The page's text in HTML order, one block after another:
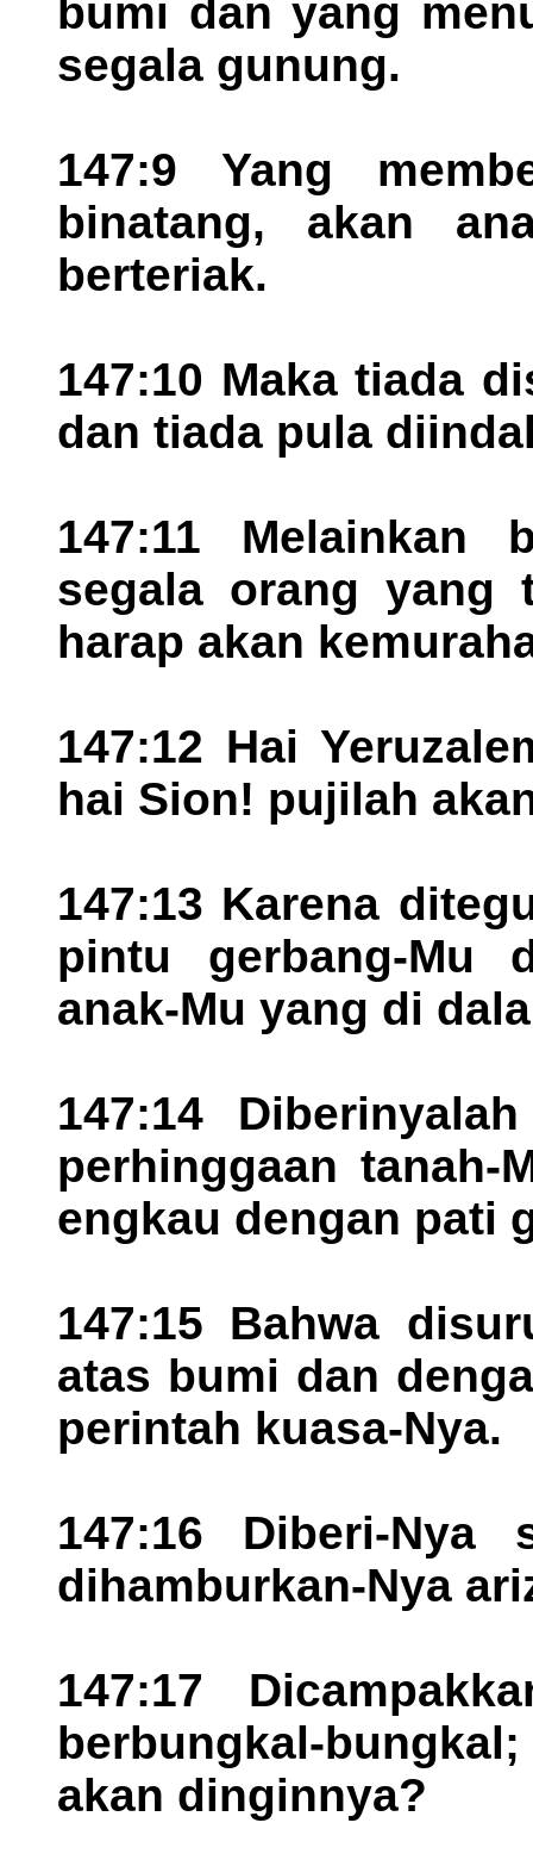
bumi dan yang
segala gunung.
147:9 Yang
binatang, akan
berteriak.
147:10 Maka tiada
dan tiada pula
147:11 Melainkan
segala orang yang
harap akan
147:12 Hai
hai Sion! pujilah
147:13 Karena
pintu gerbang-Mu
anak-Mu yang di
147:14
perhinggaan tanah-
engkau dengan pati
147:15 Bahwa
atas bumi dan
perintah kuasa-Nya.
147:16 Diberi-
dihamburkan-Nya
147:17
berbungkal-
akan dinginnya?